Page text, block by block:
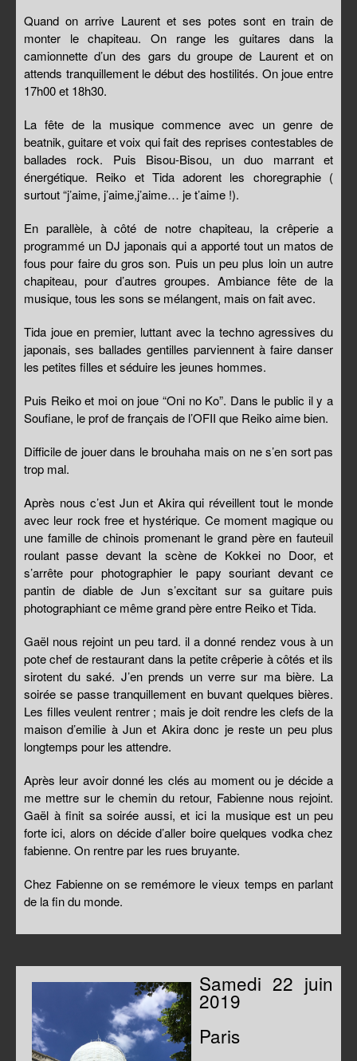
Quand on arrive Laurent et ses potes sont en train de
monter le chapiteau. On range les guitares dans la
camionnette d’un des gars du groupe de Laurent et on
attends tranquillement le début des hostilités. On joue entre
17h00 et 18h30.
La fête de la musique commence avec un genre de
beatnik, guitare et voix qui fait des reprises contestables de
ballades rock. Puis Bisou-Bisou, un duo marrant et
énergétique. Reiko et Tida adorent les choregraphie (
surtout “j’aime, j’aime,j’aime… je t’aime !).
En parallèle, à côté de notre chapiteau, la crêperie a
programmé un DJ japonais qui a apporté tout un matos de
fous pour faire du gros son. Puis un peu plus loin un autre
chapiteau, pour d’autres groupes. Ambiance fête de la
musique, tous les sons se mélangent, mais on fait avec.
Tida joue en premier, luttant avec la techno agressives du
japonais, ses ballades gentilles parviennent à faire danser
les petites filles et séduire les jeunes hommes.
Puis Reiko et moi on joue “Oni no Ko”. Dans le public il y a
Soufiane, le prof de français de l’OFII que Reiko aime bien.
Difficile de jouer dans le brouhaha mais on ne s’en sort pas
trop mal.
Après nous c’est Jun et Akira qui réveillent tout le monde
avec leur rock free et hystérique. Ce moment magique ou
une famille de chinois promenant le grand père en fauteuil
roulant passe devant la scène de Kokkei no Door, et
s’arrête pour photographier le papy souriant devant ce
pantin de diable de Jun s’excitant sur sa guitare puis
photographiant ce même grand père entre Reiko et Tida.
Gaël nous rejoint un peu tard. il a donné rendez vous à un
pote chef de restaurant dans la petite crêperie à côtés et ils
sirotent du saké. J’en prends un verre sur ma bière. La
soirée se passe tranquillement en buvant quelques bières.
Les filles veulent rentrer ; mais je doit rendre les clefs de la
maison d’emilie à Jun et Akira donc je reste un peu plus
longtemps pour les attendre.
Après leur avoir donné les clés au moment ou je décide a
me mettre sur le chemin du retour, Fabienne nous rejoint.
Gaël à finit sa soirée aussi, et ici la musique est un peu
forte ici, alors on décide d’aller boire quelques vodka chez
fabienne. On rentre par les rues bruyante.
Chez Fabienne on se remémore le vieux temps en parlant
de la fin du monde.
Samedi 22 juin
2019
Paris